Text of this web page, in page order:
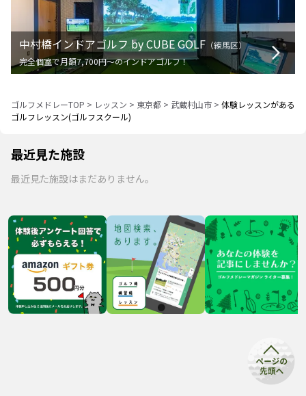
中村橋インドアゴルフ by CUBE GOLF （練馬区）
完全個室で月額7,700円〜のインドアゴルフ！
ゴルフメドレーTOP > レッスン > 東京都 > 武蔵村山市 > 体験レッスンがある
ゴルフレッスン(ゴルフスクール)
最近見た施設
最近見た施設はまだありません。